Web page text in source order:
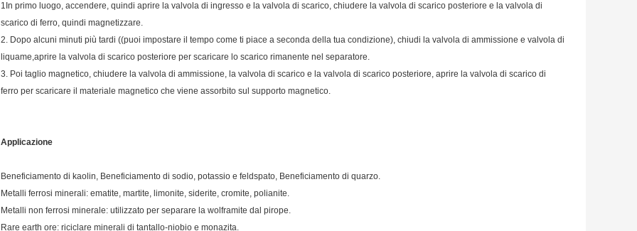
1In primo luogo, accendere, quindi aprire la valvola di ingresso e la valvola di scarico, chiudere la valvola di scarico posteriore e la valvola di
scarico di ferro, quindi magnetizzare.
2. Dopo alcuni minuti più tardi ((puoi impostare il tempo come ti piace a seconda della tua condizione), chiudi la valvola di ammissione e valvola di
liquame,aprire la valvola di scarico posteriore per scaricare lo scarico rimanente nel separatore.
3. Poi taglio magnetico, chiudere la valvola di ammissione, la valvola di scarico e la valvola di scarico posteriore, aprire la valvola di scarico di
ferro per scaricare il materiale magnetico che viene assorbito sul supporto magnetico.
Applicazione
Beneficiamento di kaolin, Beneficiamento di sodio, potassio e feldspato, Beneficiamento di quarzo.
Metalli ferrosi minerali: ematite, martite, limonite, siderite, cromite, polianite.
Metalli non ferrosi minerale: utilizzato per separare la wolframite dal pirope.
Rare earth ore: riciclare minerali di tantallo-niobio e monazita.